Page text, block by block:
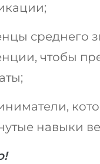
среднего
чтобы
навыки